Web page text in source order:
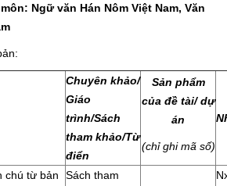
Ngữ văn Hán Nôm Việt Nam, Văn
Chuyên khảo/
Giáo
trình/Sách
tham khảo/Từ
điển
Sản phẩm
của đề tài/ dự
án
(chỉ ghi mã số)
chú từ bản
Sách tham